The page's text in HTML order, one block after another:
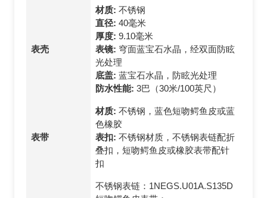
表壳
材质: 不锈钢
直径: 40毫米
厚度: 9.10毫米
表镜: 穹面蓝宝石水晶，经双面防眩
光处理
底盖: 蓝宝石水晶，防眩光处理
防水性能: 3巴（30米/100英尺）
表带
材质: 不锈钢，蓝色短吻鳄鱼皮或蓝
色橡胶
表扣: 不锈钢材质，不锈钢表链配折
叠扣，短吻鳄鱼皮或橡胶表带配针
扣
不锈钢表链：1NEGS.U01A.S135D